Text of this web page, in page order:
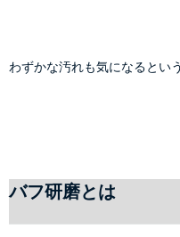
わずかな汚れも気になるとい
バフ研磨とは